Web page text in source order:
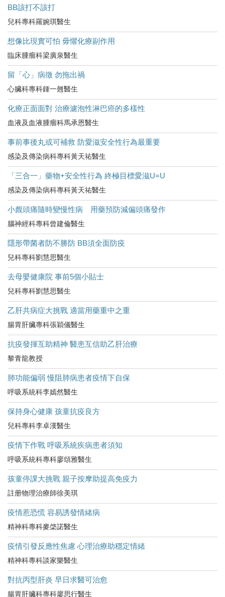
BB該打不該打
兒科專科羅婉琪醫生
想像比現實可怕 毋懼化療副作用
臨床腫瘤科梁廣泉醫生
留「心」病徵 勿拖出禍
心臟科專科鍾一翹醫生
化療正面面對 治療濾泡性淋巴癌的多樣性
血液及血液腫瘤科馬承恩醫生
事前事後丸或可補救 防愛滋安全性行為最重要
感染及傳染病科專科黃天祐醫生
「三合一」藥物+安全性行為 終極目標愛滋U=U
感染及傳染病科專科黃天祐醫生
小覤頭痛隨時變慢性病 用藥預防減偏頭痛發作
腦神經科專科曾建倫醫生
隱形帶菌者防不勝防 BB須全面防疫
兒科專科劉慧思醫生
去母嬰健康院 事前5個小貼士
兒科專科劉慧思醫生
乙肝共病症大挑戰 適當用藥重中之重
腸胃肝臟專科張穎儀醫生
抗疫發揮互助精神 醫患互信助乙肝治療
黎青龍教授
肺功能偏弱 慢阻肺病患者疫情下自保
呼吸系統科李嫣然醫生
保持身心健康 孩童抗疫良方
兒科專科李卓漢醫生
疫情下作戰 呼吸系統疾病患者須知
呼吸系統科專科廖頌雅醫生
孩童停課大挑戰 親子按摩助提高免疫力
註册物理治療師徐美琪
疫情惹恐慌 容易誘發情緒病
精神科專科麥棨諾醫生
疫情引發反應性焦慮 心理治療助穩定情緒
精神科專科談家樂醫生
對抗丙型肝炎 早日求醫可治愈
腸胃肝臟科專科廖思行醫生